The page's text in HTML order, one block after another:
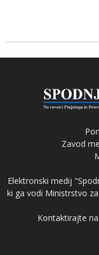
Zavod
Elektronski medij
ki ga vodi Ministrstvo
Kontaktirajte